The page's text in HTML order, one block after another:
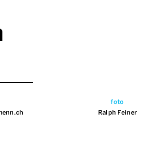
foto
Ralph Feiner